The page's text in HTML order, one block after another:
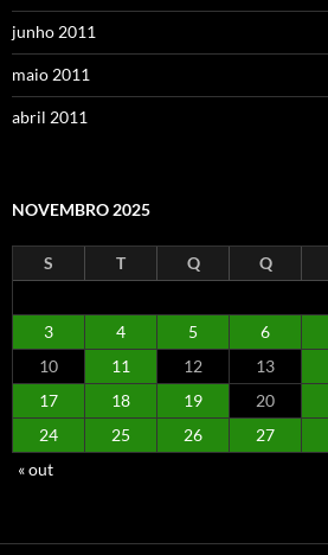
junho 2011
maio 2011
abril 2011
NOVEMBRO 2025
S T Q Q
3
4 5 6
10
11 12 13
17
18 19 20
24
25 26 27
« out